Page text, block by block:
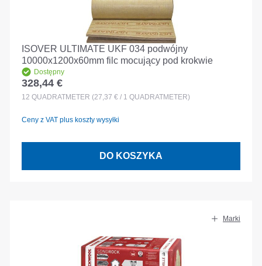
ISOVER ULTIMATE UKF 034 podwójny
10000x1200x60mm filc mocujący pod krokwie
Dostępny
Cena regularna:
328,44 €
12 QUADRATMETER (27,37 € / 1 QUADRATMETER)
Ceny z VAT plus koszty wysyłki
DO KOSZYKA
Marki